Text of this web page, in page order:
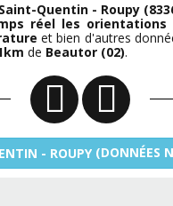
Saint-Quentin - Roupy
réel les
et bien d'autres
de Beautor (02).
- ROUPY (DONNÉES